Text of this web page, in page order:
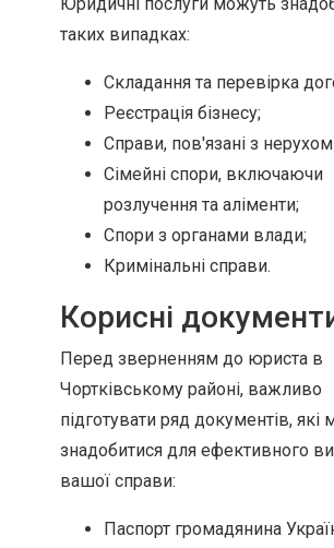
таких випадках:
Складання та перевірка
Реєстрація бізнесу;
Справи, пов'язані з
Сімейні спори, включаючи
розлучення та аліменти;
Спори з органами влади;
Кримінальні справи.
Корисні
Перед зверненням до юриста в
Чортківському районі, важливо
підготувати ряд документів, які
знадобитися для ефективного
вашої справи:
Паспорт громадянина